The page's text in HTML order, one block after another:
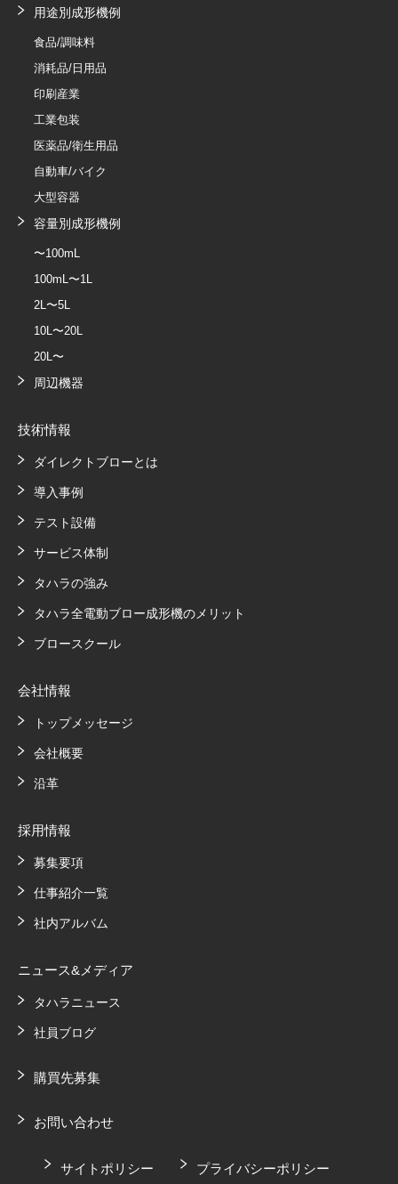
用途別成形機例
食品/調味料
消耗品/日用品
印刷産業
工業包装
医薬品/衛生用品
自動車/バイク
大型容器
容量別成形機例
〜100mL
100mL〜1L
2L〜5L
10L〜20L
20L〜
周辺機器
技術情報
ダイレクトブローとは
導入事例
テスト設備
サービス体制
タハラの強み
タハラ全電動ブロー成形機のメリット
ブロースクール
会社情報
トップメッセージ
会社概要
沿革
採用情報
募集要項
仕事紹介一覧
社内アルバム
ニュース&メディア
タハラニュース
社員ブログ
購買先募集
お問い合わせ
サイトポリシー プライバシーポリシー